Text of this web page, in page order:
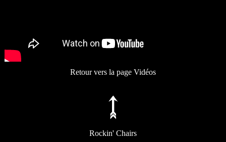
Retour vers la page Vidéos
Rockin' Chairs